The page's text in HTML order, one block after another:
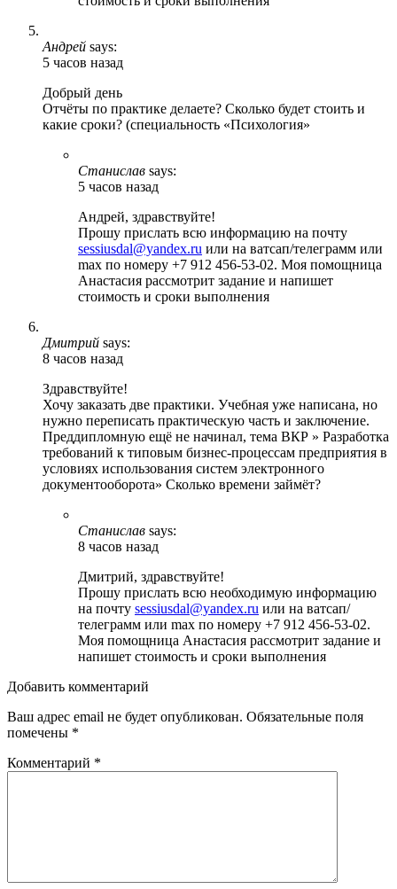
Андрей says:
5 часов назад
Добрый день
Отчёты по практике делаете? Сколько будет стоить и
какие сроки? (специальность «Психология»
Станислав says:
5 часов назад
Андрей, здравствуйте!
Прошу прислать всю информацию на почту
sessiusdal@yandex.ru или на ватсап/телеграмм или
max по номеру +7 912 456-53-02. Моя помощница
Анастасия рассмотрит задание и напишет
стоимость и сроки выполнения
Дмитрий says:
8 часов назад
Здравствуйте!
Хочу заказать две практики. Учебная уже написана, но
нужно переписать практическую часть и заключение.
Преддипломную ещё не начинал, тема ВКР » Разработка
требований к типовым бизнес-процессам предприятия в
условиях использования систем электронного
документооборота» Сколько времени займёт?
Станислав says:
8 часов назад
Дмитрий, здравствуйте!
Прошу прислать всю необходимую информацию
на почту sessiusdal@yandex.ru или на ватсап/
телеграмм или max по номеру +7 912 456-53-02.
Моя помощница Анастасия рассмотрит задание и
напишет стоимость и сроки выполнения
Добавить комментарий
Ваш адрес email не будет опубликован. Обязательные поля
помечены *
Комментарий *